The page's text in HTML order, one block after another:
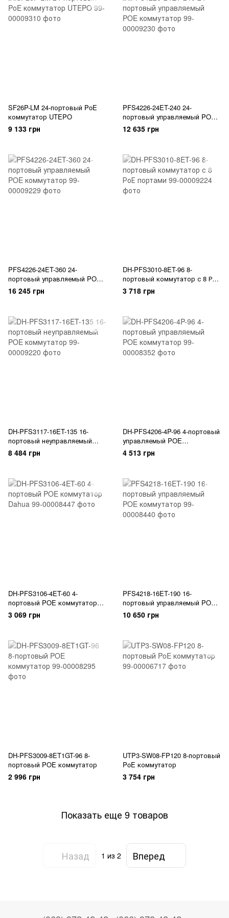
SF26P-LM 24-портовый PoE
коммутатор UTEPO
9 133 грн
PFS4226-24ET-240 24-
портовый управляемый POE
коммутатор
12 635 грн
PFS4226-24ET-360 24-
портовый управляемый POE
коммутатор
16 245 грн
DH-PFS3010-8ET-96 8-
портовый коммутатор с 8 РоЕ
портами
3 718 грн
DH-PFS3117-16ET-135 16-
портовый неуправляемый
POE коммутатор
8 484 грн
DH-PFS4206-4P-96 4-портовый
управляемый POE
коммутатор
4 513 грн
DH-PFS3106-4ET-60 4-
портовый POE коммутатор
Dahua
3 069 грн
PFS4218-16ET-190 16-
портовый управляемый POE
коммутатор
10 650 грн
DH-PFS3009-8ET1GT-96 8-
портовый POE коммутатор
2 996 грн
UTP3-SW08-FP120 8-портовый
PoE коммутатор
3 754 грн
Показать еще 9 товаров
Назад 1 из 2 Вперед